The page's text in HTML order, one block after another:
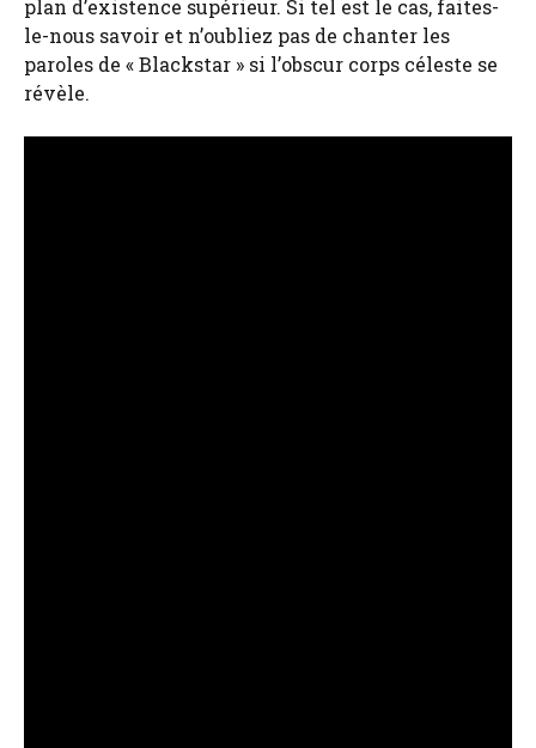
plan d’existence supérieur. Si tel est le cas, faites-
le-nous savoir et n’oubliez pas de chanter les
paroles de « Blackstar » si l’obscur corps céleste se
révèle.